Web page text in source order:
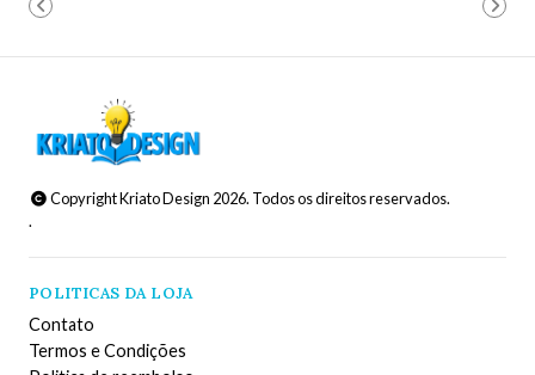
Copyright Kriato Design 2026. Todos os direitos reservados.
.
POLITICAS DA LOJA
Contato
Termos e Condições